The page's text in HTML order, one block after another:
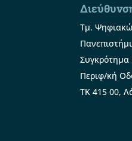
Τμ.
Συγκρότημα
Περιφ/κή
ΤΚ 415 00,